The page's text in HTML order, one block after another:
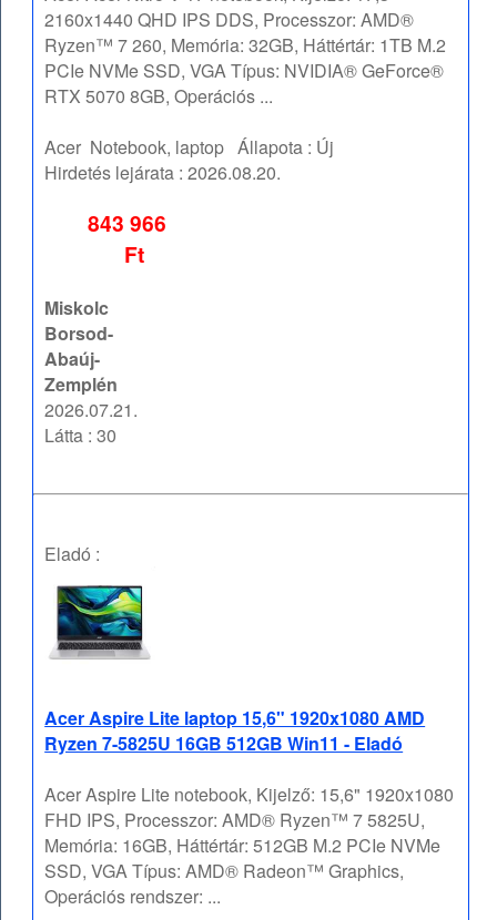
2160x1440 QHD IPS DDS, Processzor: AMD®
Ryzen™ 7 260, Memória: 32GB, Háttértár: 1TB M.2
PCIe NVMe SSD, VGA Típus: NVIDIA® GeForce®
RTX 5070 8GB, Operációs ...
Acer Notebook, laptop Állapota : Új
Hirdetés lejárata :2026.08.20.
843 966
Ft
Miskolc
Borsod-
Abaúj-
Zemplén
2026.07.21.
Látta : 30
Eladó :
Acer Aspire Lite laptop 15,6" 1920x1080 AMD
Ryzen 7-5825U 16GB 512GB Win11 - Eladó
Acer Aspire Lite notebook, Kijelző: 15,6" 1920x1080
FHD IPS, Processzor: AMD® Ryzen™ 7 5825U,
Memória: 16GB, Háttértár: 512GB M.2 PCIe NVMe
SSD, VGA Típus: AMD® Radeon™ Graphics,
Operációs rendszer: ...